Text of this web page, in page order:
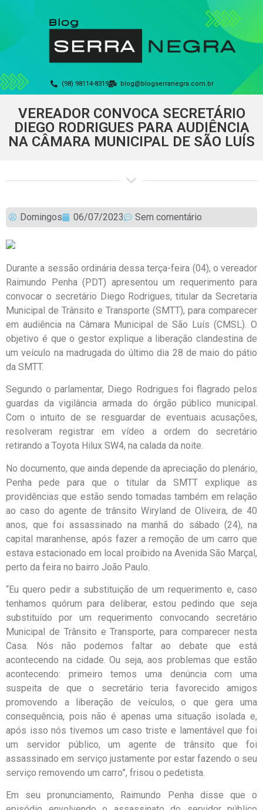
(98) 98114-8319 blog@blogserranegra.com.br
VEREADOR CONVOCA SECRETÁRIO
DIEGO RODRIGUES PARA AUDIÊNCIA
NA CÂMARA MUNICIPAL DE SÃO LUÍS
Domingos 06/07/2023 Sem comentário
Durante a sessão ordinária dessa terça-feira (04), o vereador
Raimundo Penha (PDT) apresentou um requerimento para
convocar o secretário Diego Rodrigues, titular da Secretaria
Municipal de Trânsito e Transporte (SMTT), para comparecer
em audiência na Câmara Municipal de São Luís (CMSL). O
objetivo é que o gestor explique a liberação clandestina de
um veículo na madrugada do último dia 28 de maio do pátio
da SMTT.
Segundo o parlamentar, Diego Rodrigues foi flagrado pelos
guardas da vigilância armada do órgão público municipal.
Com o intuito de se resguardar de eventuais acusações,
resolveram registrar em vídeo a ordem do secretário
retirando a Toyota Hilux SW4, na calada da noite.
No documento, que ainda depende da apreciação do plenário,
Penha pede para que o titular da SMTT explique as
providências que estão sendo tomadas também em relação
ao caso do agente de trânsito Wiryland de Oliveira, de 40
anos, que foi assassinado na manhã do sábado (24), na
capital maranhense, após fazer a remoção de um carro que
estava estacionado em local proibido na Avenida São Marçal,
perto da feira no bairro João Paulo.
“Eu quero pedir a substituição de um requerimento e, caso
tenhamos quórum para deliberar, estou pedindo que seja
substituído por um requerimento convocando secretário
Municipal de Trânsito e Transporte, para comparecer nesta
Casa. Nós não podemos faltar ao debate que está
acontecendo na cidade. Ou seja, aos problemas que estão
acontecendo: primeiro temos uma denúncia com uma
suspeita de que o secretário teria favorecido amigos
promovendo a liberação de veículos, o que gera uma
consequência, pois não é apenas uma situação isolada e,
após isso nós tivemos um caso triste e lamentável que foi
um servidor público, um agente de trânsito que foi
assassinado em serviço justamente por estar fazendo o seu
serviço removendo um carro”, frisou o pedetista.
Em seu pronunciamento, Raimundo Penha disse que o